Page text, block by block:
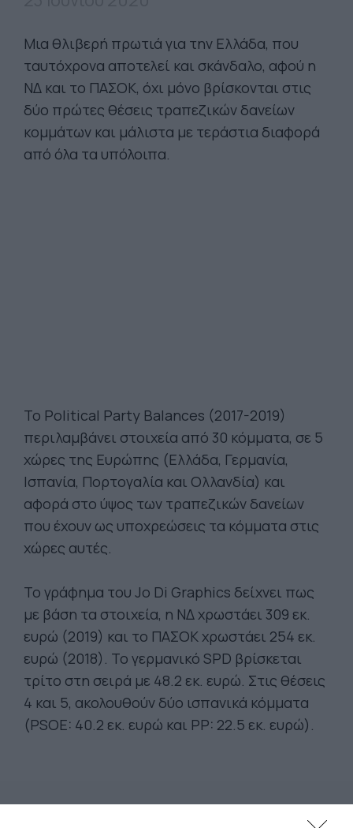
Μια θλιβερή πρωτιά για την Ελλάδα, που
ταυτόχρονα αποτελεί και σκάνδαλο, αφού η
ΝΔ και το ΠΑΣΟΚ, όχι μόνο βρίσκονται στις
δύο πρώτες θέσεις τραπεζικών δανείων
κομμάτων και μάλιστα με τεράστια διαφορά
από όλα τα υπόλοιπα.
To Political Party Balances (2017-2019)
περιλαμβάνει στοιχεία από 30 κόμματα, σε 5
χώρες της Ευρώπης (Ελλάδα, Γερμανία,
Ισπανία, Πορτογαλία και Ολλανδία) και
αφορά στο ύψος των τραπεζικών δανείων
που έχουν ως υποχρεώσεις τα κόμματα στις
χώρες αυτές.
Το γράφημα του Jo Di Graphics δείχνει πως
με βάση τα στοιχεία, η ΝΔ χρωστάει 309 εκ.
ευρώ (2019) και το ΠΑΣΟΚ χρωστάει 254 εκ.
ευρώ (2018). Το γερμανικό SPD βρίσκεται
τρίτο στη σειρά με 48.2 εκ. ευρώ. Στις θέσεις
4 και 5, ακολουθούν δύο ισπανικά κόμματα
(PSOE: 40.2 εκ. ευρώ και PP: 22.5 εκ. ευρώ).